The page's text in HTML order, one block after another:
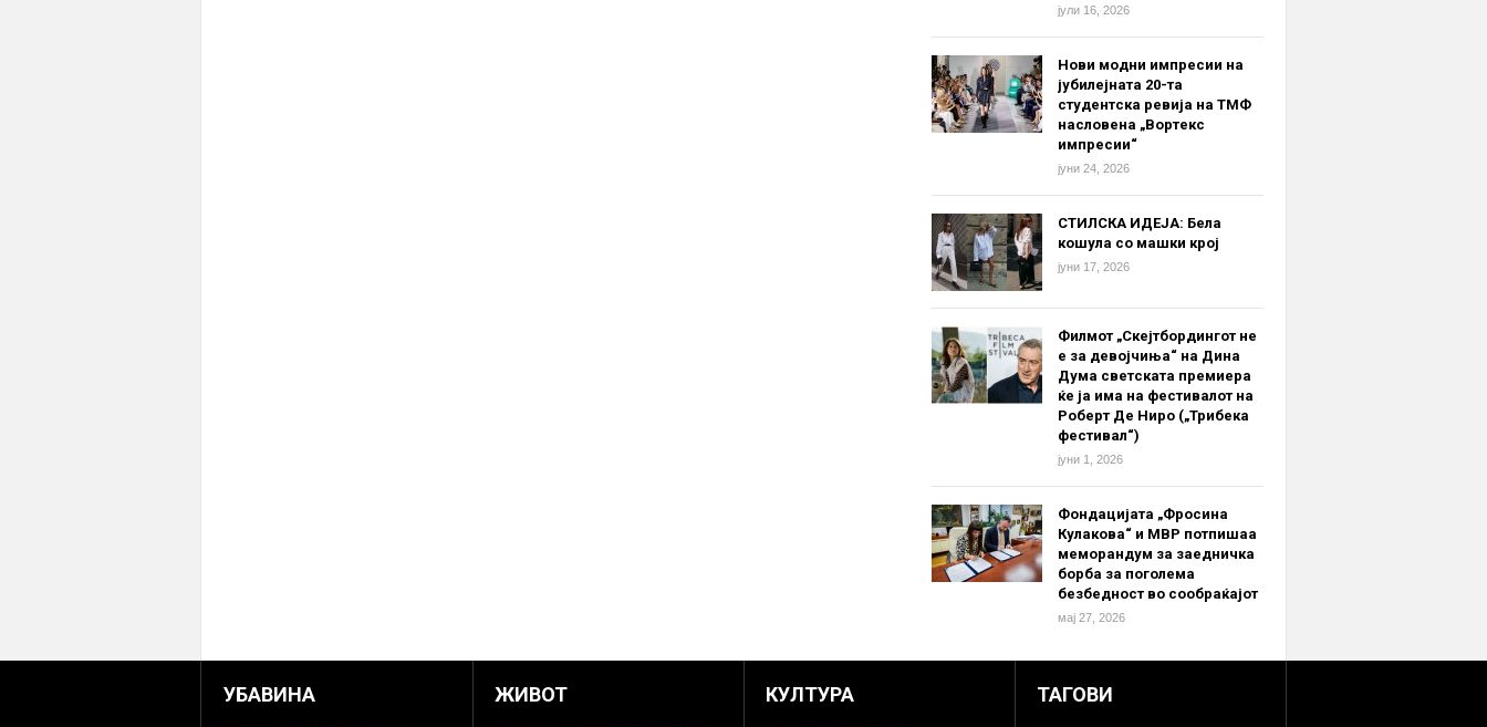
јули 16, 2026
Нови модни импресии на
јубилејната 20-та
студентска ревија на ТМФ
насловена „Вортекс
импресии“
јуни 24, 2026
СТИЛСКА ИДЕЈА: Бела
кошула со машки крој
јуни 17, 2026
Филмот „Скејтбордингот не
е за девојчиња“ на Дина
Дума светската премиера
ќе ја има на фестивалот на
Роберт Де Ниро („Трибека
фестивал“)
јуни 1, 2026
Фондацијата „Фросина
Кулакова“ и МВР потпишаа
меморандум за заедничка
борба за поголема
безбедност во сообраќајот
мај 27, 2026
УБАВИНА ЖИВОТ КУЛТУРА ТАГОВИ